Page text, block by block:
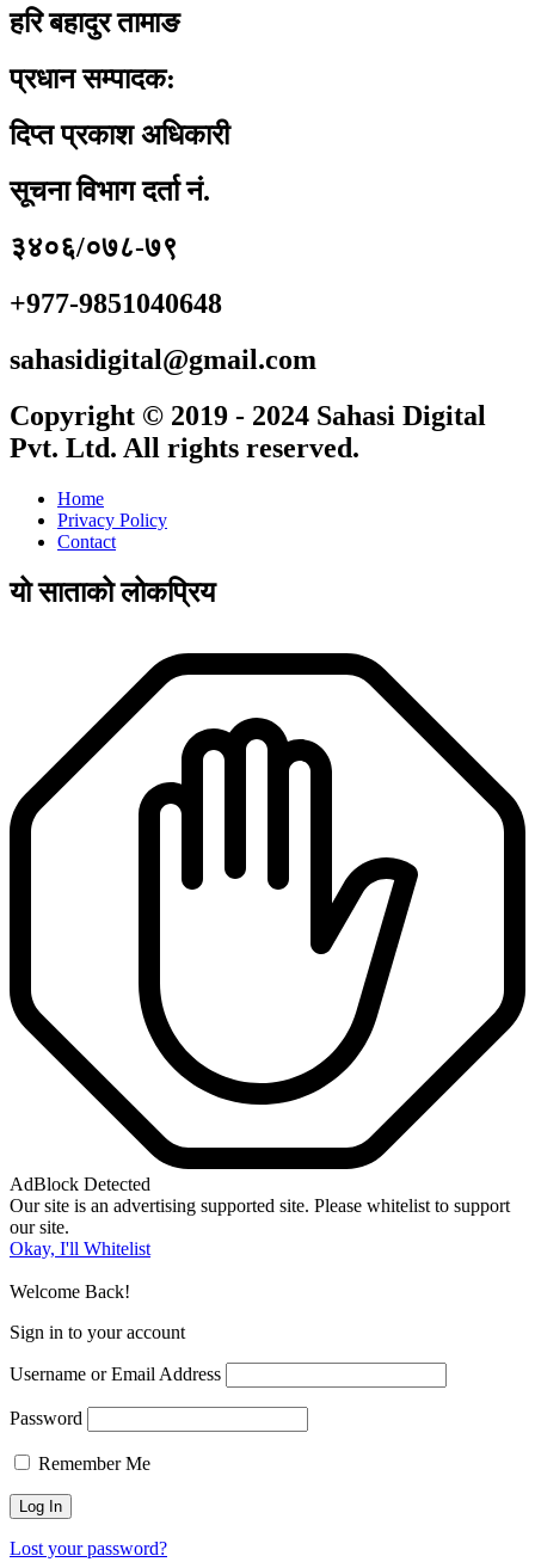
हरि बहादुर तामाङ
प्रधान सम्पादक:
दिप्त प्रकाश अधिकारी
सूचना विभाग दर्ता नं.
३४०६/०७८-७९
+977-9851040648
sahasidigital@gmail.com
Copyright © 2019 - 2024 Sahasi Digital
Pvt. Ltd. All rights reserved.
Home
Privacy Policy
Contact
यो साताको लोकप्रिय
AdBlock Detected
Our site is an advertising supported site. Please whitelist to support
our site.
Okay, I'll Whitelist
Welcome Back!
Sign in to your account
Username or Email Address
Password
Remember Me
Lost your password?